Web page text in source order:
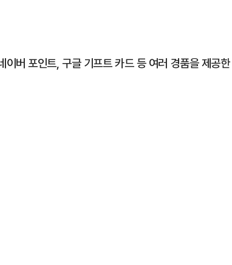
버 포인트, 구글 기프트 카드 등 여러 경품을 제공한